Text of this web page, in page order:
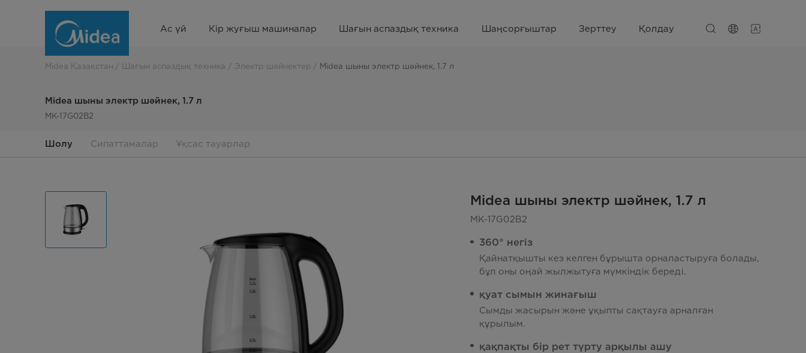
электр
Ас үй Кір жуғыш машиналар Шағын аспаздық техника Шаңсорғыштар Зерттеу Қолдау
Midea Қазақстан Шағын аспаздық техника Электр шәйнектер Midea шыны электр шәйнек, 1.7 л
Midea шыны электр шәйнек, 1.7 л
MK-17G02B2
Шолу Сипаттамалар Ұқсас тауарлар
Midea шыны электр шәйнек, 1.7 л
MK-17G02B2
360° негіз
Қайнатқышты кез келген бұрышта орналастыруға болады,
бұл оны оңай жылжытуға мүмкіндік береді.
қуат сымын жинағыш
Сымды жасырын және ұқыпты сақтауға арналған
құрылым.
қақпақты бір рет түрту арқылы ашу